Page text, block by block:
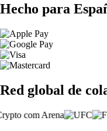
Hecho para
Red global de